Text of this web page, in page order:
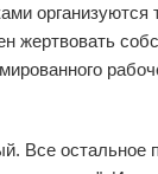
организуются
жертвовать
Все остальное